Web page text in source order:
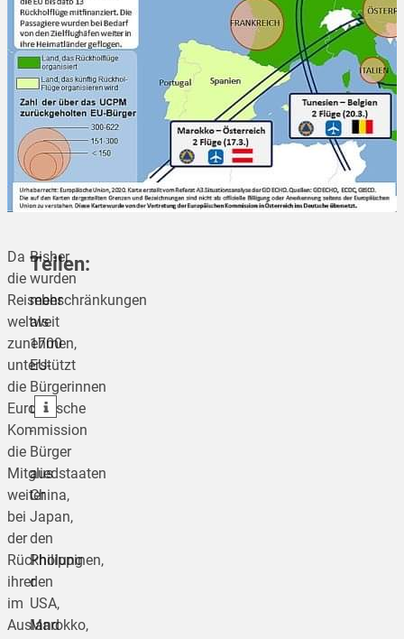
Da
die
Reisebeschränkungen
weltweit
zunehmen,
unterstützt
die
Europäische
Kommission
die
Mitgliedstaaten
weiter
bei
der
Rückholung
ihrer
im
Ausland
Bisher
wurden
mehr
als
1700
EU-
Bürgerinnen
und
-
Bürger
aus
China,
Japan,
den
Philippinen,
den
USA,
Marokko,
Teilen:
teilen
teilen
teilen